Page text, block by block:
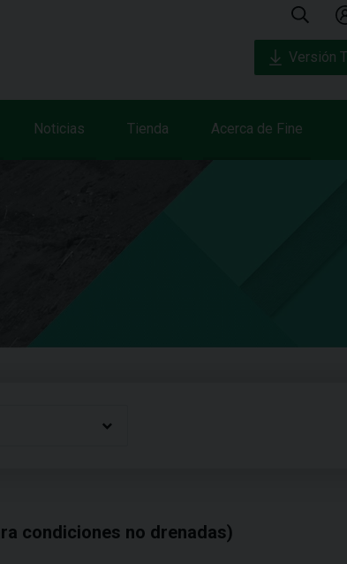
Noticias Tienda Acerca de Fine
Versión
condiciones no drenadas)